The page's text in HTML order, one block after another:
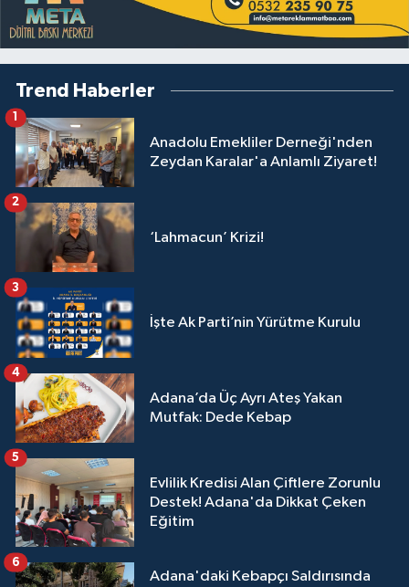
Trend Haberler
Anadolu Emekliler Derneği'nden
Zeydan Karalar'a Anlamlı Ziyaret!
1
‘Lahmacun’ Krizi!
2
İşte Ak Parti’nin Yürütme Kurulu
3
Adana’da Üç Ayrı Ateş Yakan
Mutfak: Dede Kebap
4
Evlilik Kredisi Alan Çiftlere Zorunlu
Destek! Adana'da Dikkat Çeken
Eğitim
5
Adana'daki Kebapçı Saldırısında
6